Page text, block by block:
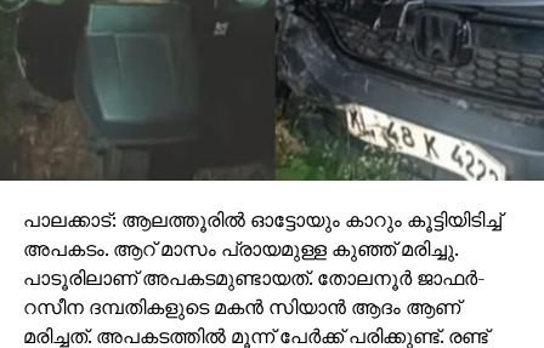
പാലക്കാട്: ആലത്തൂരില്‍ ഓട്ടോയും കാറും കൂട്ടിയിടിച്ച്
അപകടം. ആറ് മാസം പ്രായമുള്ള കുഞ്ഞ് മരിച്ചു.
പാടൂരിലാണ് അപകടമുണ്ടായത്. തോലനൂര്‍ ജാഫര്‍-
റസീന ദമ്പതികളുടെ മകന്‍ സിയാന്‍ ആദം ആണ്
മരിച്ചത്. അപകടത്തില്‍ മൂന്ന് പേര്‍ക്ക് പരിക്കുണ്ട്. രണ്ട്